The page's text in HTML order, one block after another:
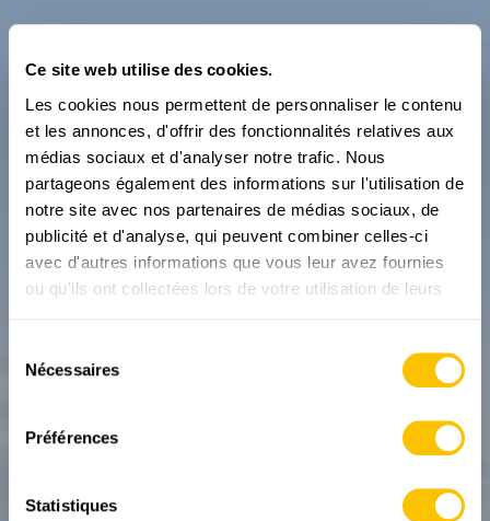
Ce site web utilise des cookies.
Les cookies nous permettent de personnaliser le contenu
et les annonces, d'offrir des fonctionnalités relatives aux
médias sociaux et d'analyser notre trafic. Nous
partageons également des informations sur l'utilisation de
notre site avec nos partenaires de médias sociaux, de
publicité et d'analyse, qui peuvent combiner celles-ci
avec d'autres informations que vous leur avez fournies
ou qu'ils ont collectées lors de votre utilisation de leurs
Nécessaires
Préférences
Statistiques
VIDÉOS
lac Léman, de
Morges à Lausanne